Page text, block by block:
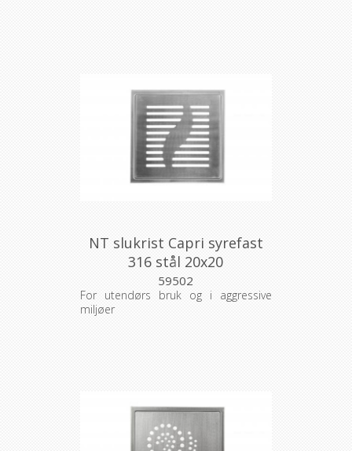
NT slukrist Capri syrefast
316 stål 20x20
59502
For utendørs bruk og i aggressive
miljøer